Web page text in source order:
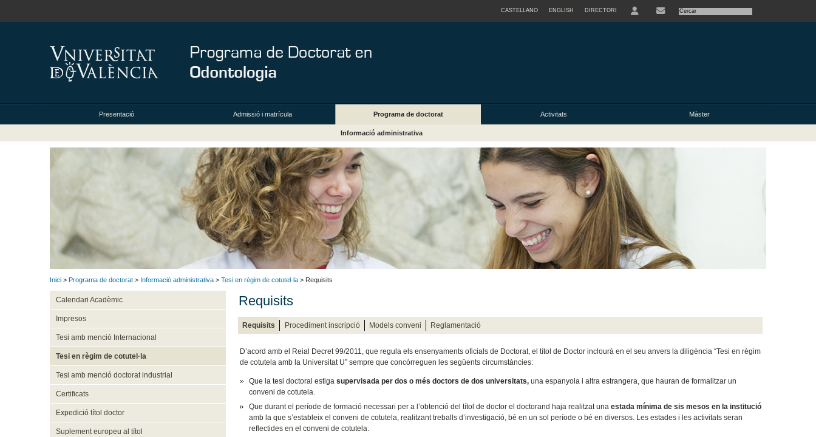
CASTELLANO ENGLISH DIRECTORI
Presentació Admissió i matrícula Programa de doctorat Activitats Màster
Informació administrativa
Inici > Programa de doctorat > Informació administrativa > Tesi en règim de cotutel·la > Requisits
Calendari Acadèmic
Impresos
Tesi amb menció Internacional
Tesi en règim de cotutel·la
Tesi amb menció doctorat industrial
Certificats
Expedició títol doctor
Suplement europeu al títol
Requisits
Requisits Procediment inscripció Models conveni Reglamentació
D’acord amb el Reial Decret 99/2011, que regula els ensenyaments oficials de Doctorat, el títol de Doctor inclourà en el seu anvers la diligència “Tesi en règim
de cotutela amb la Universitat U” sempre que concórreguen les següents circumstàncies:
Que la tesi doctoral estiga supervisada per dos o més doctors de dos universitats,una espanyola i altra estrangera, que hauran de formalitzar un
conveni de cotutela.
Que durant el període de formació necessari per a l’obtenció del títol de doctor el doctorand haja realitzat una estada mínima de sis mesos en la institució
amb la que s’estableix el conveni de cotutela, realitzant treballs d’investigació, bé en un sol període o bé en diversos. Les estades i les activitats seran
reflectides en el conveni de cotutela.